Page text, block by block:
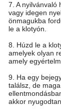
7. A nyilvánvaló
vagy idegen
önmagukba
le a klotyón.
8. Húzd le a
amelyek olyan
amely
9. Ha egy
találsz, de
akkor